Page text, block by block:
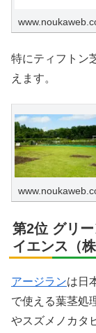
特にティフトン
えます。
第2位 グリ
イエンス（
アージランは日
で使える葉茎処
やスズメノカタ